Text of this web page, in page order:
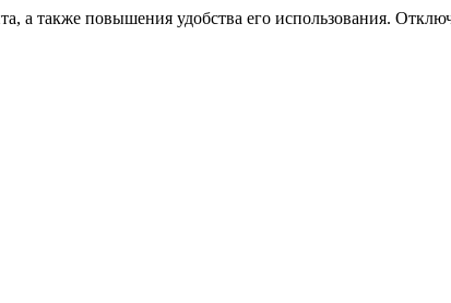
а также повышения удобства его использования.